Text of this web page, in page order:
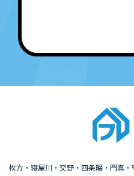
枚方・寝屋川・交野・四条畷・門真